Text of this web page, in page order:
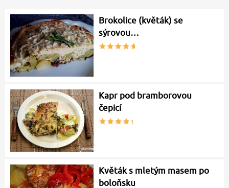
Brokolice (květák) se
sýrovou…
Kapr pod bramborovou
čepicí
Květák s mletým masem po
boloňsku